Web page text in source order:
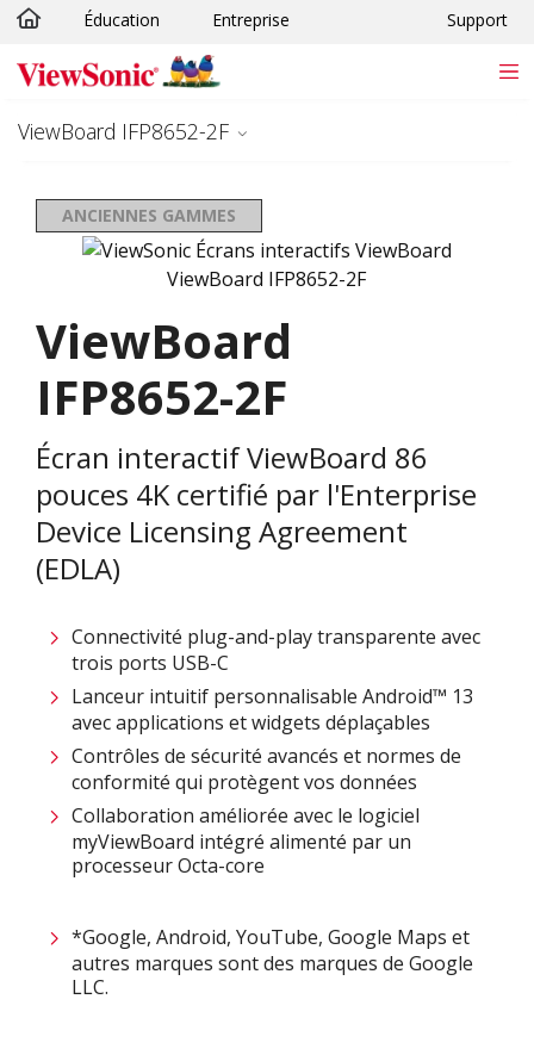
Passer au contenu principal
Éducation Entreprise Support
ViewBoard IFP8652-2F
ANCIENNES GAMMES
ViewBoard
IFP8652-2F
Écran interactif ViewBoard 86
pouces 4K certifié par l'Enterprise
Device Licensing Agreement
(EDLA)
Connectivité plug-and-play transparente avec
trois ports USB-C
Lanceur intuitif personnalisable Android™ 13
avec applications et widgets déplaçables
Contrôles de sécurité avancés et normes de
conformité qui protègent vos données
Collaboration améliorée avec le logiciel
myViewBoard intégré alimenté par un
processeur Octa-core
*Google, Android, YouTube, Google Maps et
autres marques sont des marques de Google
LLC.